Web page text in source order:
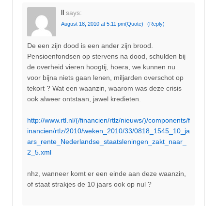
ll says:
August 18, 2010 at 5:11 pm(Quote) (Reply)
De een zijn dood is een ander zijn brood.
Pensioenfondsen op stervens na dood, schulden bij
de overheid vieren hoogtij, hoera, we kunnen nu
voor bijna niets gaan lenen, miljarden overschot op
tekort ? Wat een waanzin, waarom was deze crisis
ook alweer ontstaan, jawel kredieten.
http://www.rtl.nl/(/financien/rtlz/nieuws/)/components/f
inancien/rtlz/2010/weken_2010/33/0818_1545_10_ja
ars_rente_Nederlandse_staatsleningen_zakt_naar_
2_5.xml
nhz, wanneer komt er een einde aan deze waanzin,
of staat strakjes de 10 jaars ook op nul ?